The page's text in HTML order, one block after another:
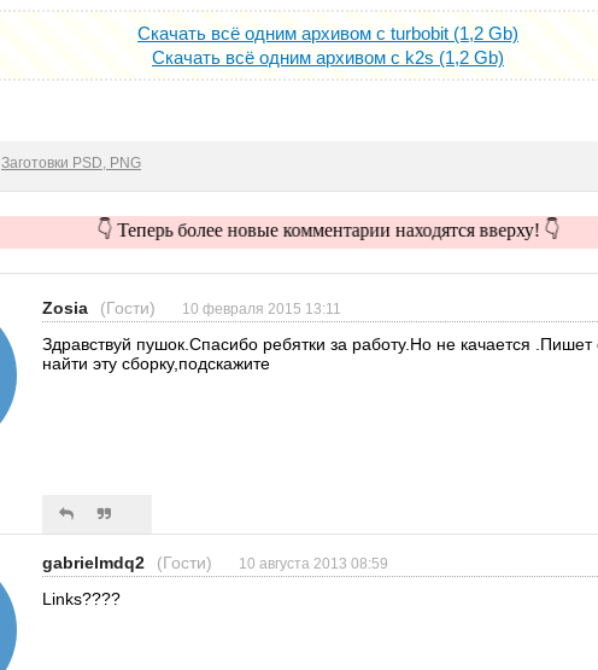
Скачать всё одним архивом с turbobit (1,2 Gb)
Скачать всё одним архивом с k2s (1,2 Gb)
Заготовки PSD, PNG
👇 Теперь более новые комментарии находятся вверху! 👇
Zosia (Гости) 10 февраля 2015 13:11
Здравствуй пушок.Спасибо ребятки за работу.Но не качается
найти эту сборку,подскажите
gabrielmdq2 (Гости) 10 августа 2013 08:59
Links????